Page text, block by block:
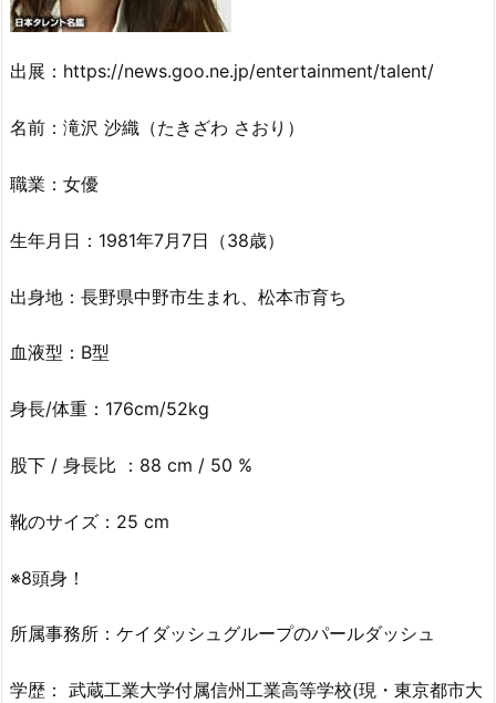
出展：https://news.goo.ne.jp/entertainment/talent/
名前：滝沢 沙織（たきざわ さおり）
職業：女優
生年月日：1981年7月7日（38歳）
出身地：長野県中野市生まれ、松本市育ち
血液型：B型
身長/体重：176cm/52kg
股下 / 身長比 ：88 cm / 50 %
靴のサイズ：25 cm
※8頭身！
所属事務所：ケイダッシュグループのパールダッシュ
学歴： 武蔵工業大学付属信州工業高等学校(現・東京都市大